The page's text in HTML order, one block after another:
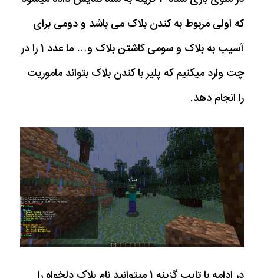
که اولی مربوط به کندن بلاک می باشد و دومی برای
آسیب به بلاک و سومی کاشتن بلاک و… ما عدد 1 را در
چت وارد میکنیم که پلیر با کندن بلاک بتواند ماموریت
را انجام دهد.